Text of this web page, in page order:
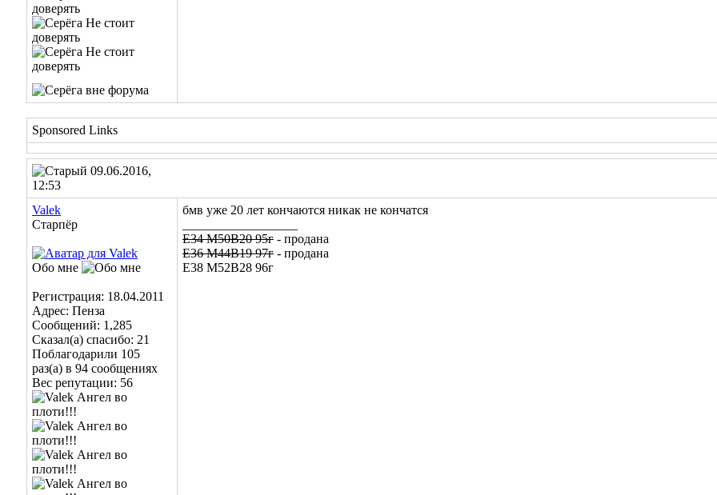
Sponsored Links
09.06.2016,
12:53
Valek
Старпёр
Обо мне
Регистрация: 18.04.2011
Адрес: Пенза
Сообщений: 1,285
Сказал(а) спасибо: 21
Поблагодарили 105
раз(а) в 94 сообщениях
Вес репутации: 56
бмв уже 20 лет кончаются никак не кончатся
E34 M50B20 95г - продана
Е36 M44B19 97г - продана
E38 M52B28 96г